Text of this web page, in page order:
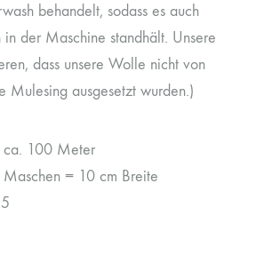
behandelt, sodass es auch
in der Maschine standhält. Unsere
dass unsere Wolle nicht von
Mulesing ausgesetzt wurden.)
ca. 100 Meter
= 10 cm Breite